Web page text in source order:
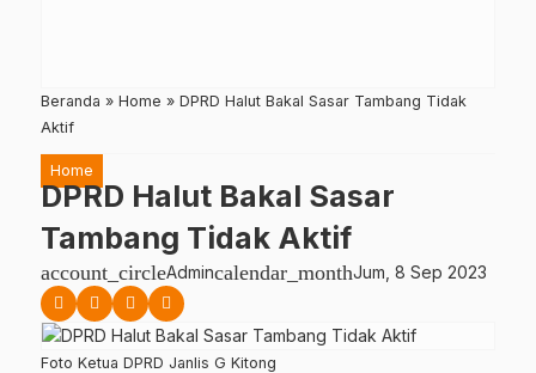
Beranda » Home » DPRD Halut Bakal Sasar Tambang Tidak
Aktif
Home
DPRD Halut Bakal Sasar
Tambang Tidak Aktif
account_circleAdmincalendar_monthJum, 8 Sep 2023
Foto Ketua DPRD Janlis G Kitong